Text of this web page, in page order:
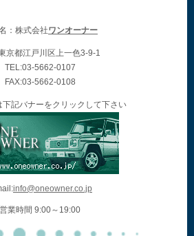
：株式会社ワンオーナー
京都江戸川区上一色3-9-1
TEL:03-5662-0107
FAX:03-5662-0108
下記バナーをクリックして下さい
info@oneowner.co.jp
営業時間 9:00～19:00